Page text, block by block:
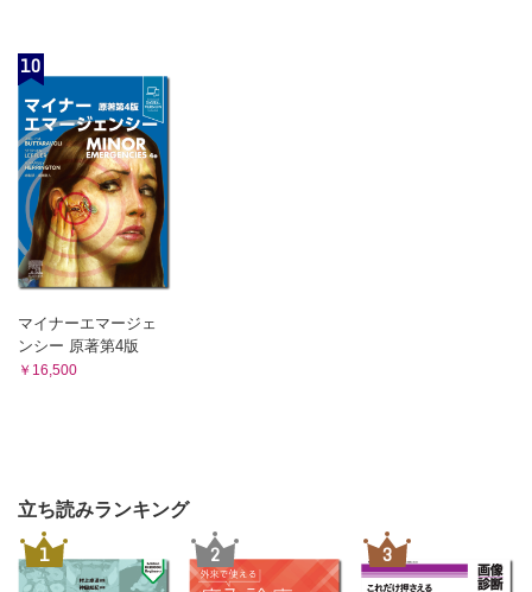
10
マイナーエマージェ
ンシー 原著第4版
￥16,500
立ち読みランキング
1 2 3